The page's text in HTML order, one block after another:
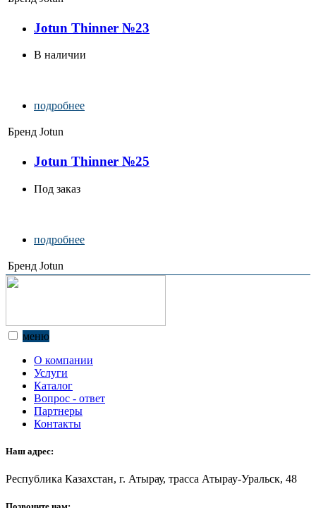
Jotun Thinner №23
В наличии
подробнее
Бренд Jotun
Jotun Thinner №25
Под заказ
подробнее
Бренд Jotun
меню
О компании
Услуги
Каталог
Вопрос - ответ
Партнеры
Контакты
Наш адрес:
Республика Казахстан, г. Атырау, трасса Атырау-Уральск, 48